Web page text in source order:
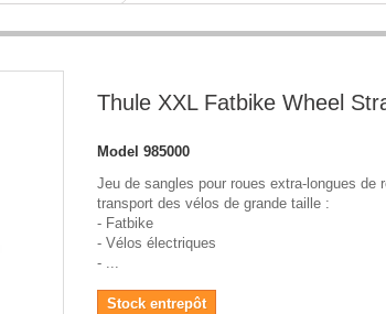
Thule XXL Fatbike Wheel
Model 985000
Jeu de sangles pour roues extra-longues de
transport des vélos de grande taille :
- Fatbike
- Vélos électriques
- ...
Stock entrepôt